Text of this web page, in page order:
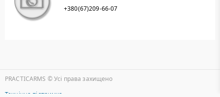
+380(67)209-66-07
PRACTICARMS © Уcі права захищено
Технічна підтримка